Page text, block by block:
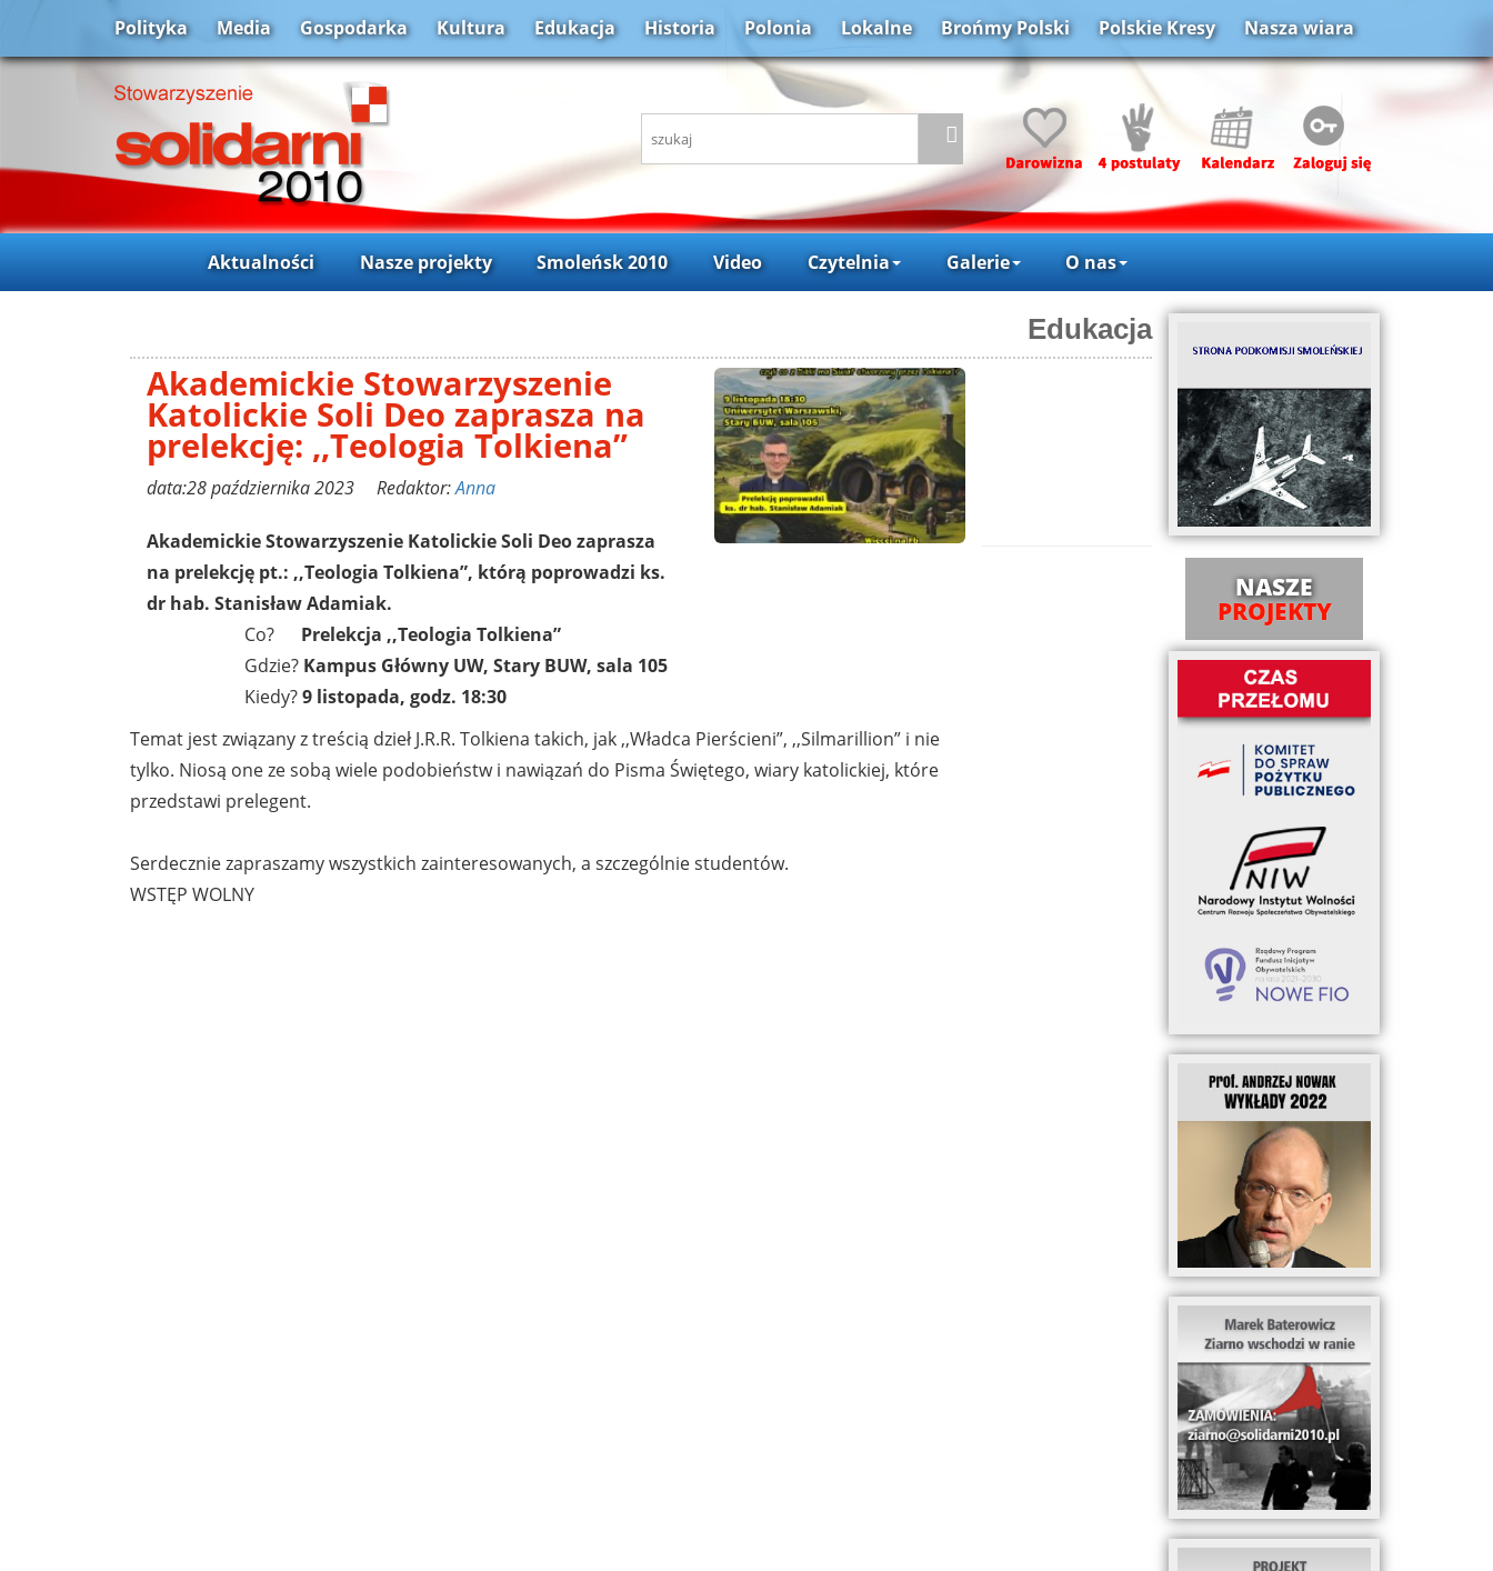
Polityka Media Gospodarka Kultura Edukacja Historia Polonia Lokalne Brońmy Polski Polskie Kresy Nasza wiara
Aktualności Nasze projekty Smoleńsk 2010 Video Czytelnia Galerie O nas
Edukacja
Akademickie Stowarzyszenie
Katolickie Soli Deo zaprasza na
prelekcję: ,,Teologia Tolkiena”
data:28 października 2023 Redaktor:Anna
Akademickie Stowarzyszenie Katolickie Soli Deo zaprasza
na prelekcję pt.: ,,Teologia Tolkiena”, którą poprowadzi ks.
dr hab. Stanisław Adamiak.
Co? Prelekcja ,,Teologia Tolkiena”
Gdzie? Kampus Główny UW, Stary BUW, sala 105
Kiedy?9 listopada, godz. 18:30
Temat jest związany z treścią dzieł J.R.R. Tolkiena takich, jak ,,Władca Pierścieni”, ,,Silmarillion” i nie
tylko. Niosą one ze sobą wiele podobieństw i nawiązań do Pisma Świętego, wiary katolickiej, które
przedstawi prelegent.
Serdecznie zapraszamy wszystkich zainteresowanych, a szczególnie studentów.
WSTĘP WOLNY
NASZE
PROJEKTY